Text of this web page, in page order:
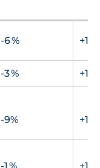
-6 % +10
-3 % +15
-9%